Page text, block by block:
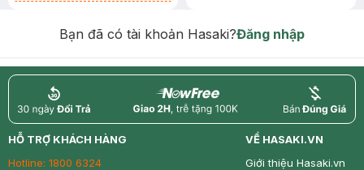
Bạn đã có tài khoản Hasaki?Đăng nhập
return nowfree price
HỖ TRỢ KHÁCH HÀNG
Hotline: 1800 6324
VỀ HASAKI.VN
Giới thiệu Hasaki.vn